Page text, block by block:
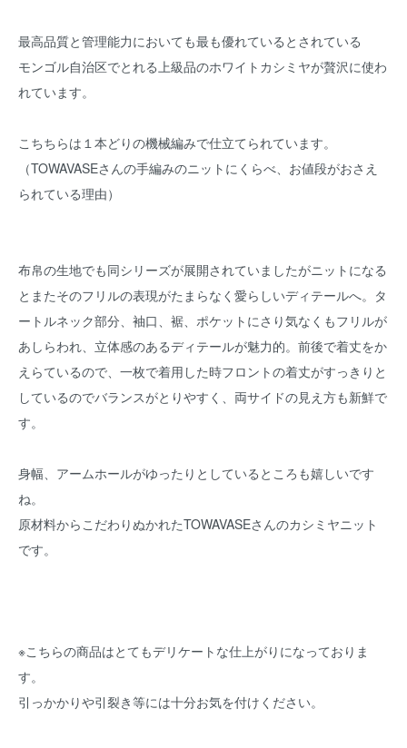
最高品質と管理能力においても最も優れているとされている
モンゴル自治区でとれる上級品のホワイトカシミヤが贅沢に使わ
れています。
こちちらは１本どりの機械編みで仕立てられています。
（TOWAVASEさんの手編みのニットにくらべ、お値段がおさえ
られている理由）
布帛の生地でも同シリーズが展開されていましたがニットになる
とまたそのフリルの表現がたまらなく愛らしいディテールへ。タ
ートルネック部分、袖口、裾、ポケットにさり気なくもフリルが
あしらわれ、立体感のあるディテールが魅力的。前後で着丈をか
えらているので、一枚で着用した時フロントの着丈がすっきりと
しているのでバランスがとりやすく、両サイドの見え方も新鮮で
す。
身幅、アームホールがゆったりとしているところも嬉しいです
ね。
原材料からこだわりぬかれたTOWAVASEさんのカシミヤニット
です。
※こちらの商品はとてもデリケートな仕上がりになっておりま
す。
引っかかりや引裂き等には十分お気を付けください。